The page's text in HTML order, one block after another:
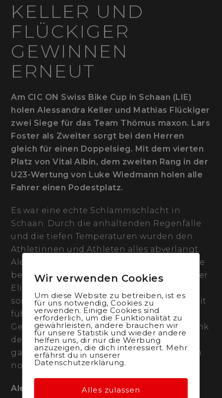
KELLER UND
FLÜCKIGER
GEWINNEN
ERNEUT
Am CIC ON Swiss Bike Cup in Schaan (LIE)
holen Alessandra Keller und Mathias Flückiger
zwei Siege für das Team Thömus maxon. Lars
Foster als Zweiter sorgt bei den Herren
gleich für einen Doppelsieg. Mit dem vierten
Platz von Vital Albin, dem zweiten Rang in der
U23-Wertung von Luke Wiedmann holen alle
Fahrer einen Podestplatz.
Es war eine echte Schlammschlacht in
Schaan. Durch die anhaltenden Regenfälle
und die tiefen Temperaturen wurden den
Athletinnen und Athleten alles abverlangt.
Alessandra Keller und Mathias Flückiger, die
beiden Schweizer Meister, dominieren in der
Elite-Klassen von der ersten Runde an und
sorgen für klassische Start-Ziel-Siege. Damit
führen Keller und Flückiger auch die
Gesamtwertung des Swiss Bike Cup an. Dank
der äusserstes starken Leistungen des
ganzen Team gewann Thömus maxon auch
noch die Teamwertung!
Alessandra Keller:
Wir verwenden Cookies
Um diese Website zu betreiben, ist es
für uns notwendig, Cookies zu
verwenden. Einige Cookies sind
erforderlich, um die Funktionalität zu
gewährleisten, andere brauchen wir
für unsere Statistik und wieder andere
helfen uns, dir nur die Werbung
anzuzeigen, die dich interessiert. Mehr
erfährst du in unserer
Datenschutzerklärung.
Alles zulassen